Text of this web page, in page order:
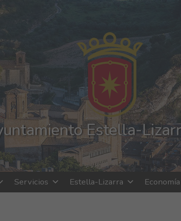
Estella-
Servicios Estella-Lizarra Economía